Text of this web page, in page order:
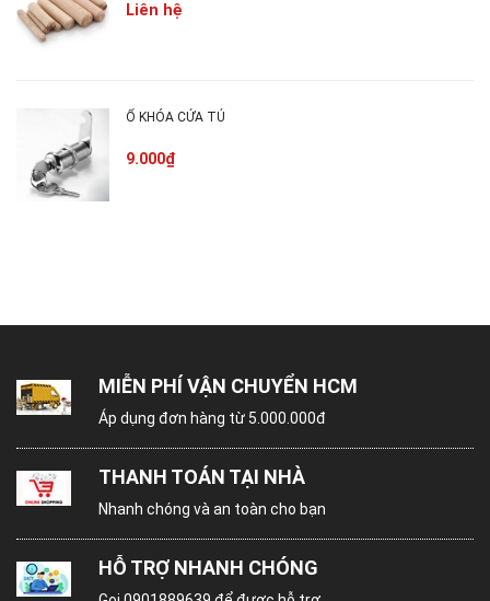
Liên hệ
Ổ KHÓA CỬA TỦ
9.000₫
MIỄN PHÍ VẬN CHUYỂN HCM
Áp dụng đơn hàng từ 5.000.000đ
THANH TOÁN TẠI NHÀ
Nhanh chóng và an toàn cho bạn
HỖ TRỢ NHANH CHÓNG